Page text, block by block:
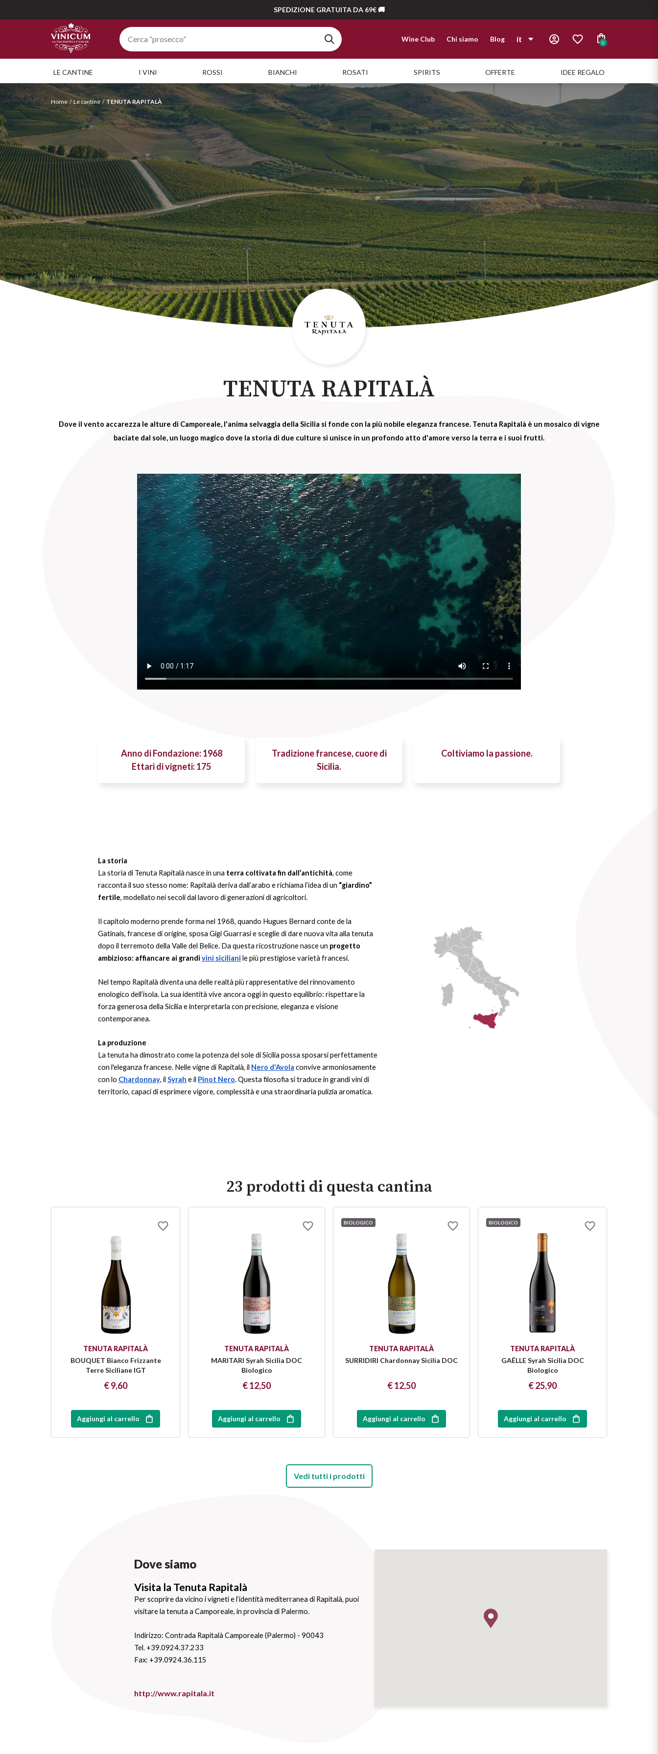
SPEDIZIONE GRATUITA DA 69€ 🚚
Wine Club Chi siamo Blog it
en
0
LE CANTINE I VINI ROSSI BIANCHI ROSATI SPIRITS OFFERTE IDEE REGALO
Home Le cantine TENUTA RAPITALÀ
TENUTA RAPITALÀ
Dove il vento accarezza le alture di Camporeale, l'anima selvaggia della Sicilia si fonde con la più nobile eleganza francese. Tenuta Rapitalà è un mosaico di vigne
baciate dal sole, un luogo magico dove la storia di due culture si unisce in un profondo atto d'amore verso la terra e i suoi frutti.
Anno di Fondazione: 1968
Ettari di vigneti: 175
Tradizione francese, cuore di
Sicilia.
Coltiviamo la passione.
La storia
La storia di Tenuta Rapitalà nasce in una terra coltivata fin dall’antichità, come
racconta il suo stesso nome: Rapitalà deriva dall’arabo e richiama l’idea di un “giardino”
fertile, modellato nei secoli dal lavoro di generazioni di agricoltori.
Il capitolo moderno prende forma nel 1968, quando Hugues Bernard conte de la
Gatinais, francese di origine, sposa Gigi Guarrasi e sceglie di dare nuova vita alla tenuta
dopo il terremoto della Valle del Belice. Da questa ricostruzione nasce un progetto
ambizioso: affiancare ai grandi vini siciliani le più prestigiose varietà francesi.
Nel tempo Rapitalà diventa una delle realtà più rappresentative del rinnovamento
enologico dell’isola. La sua identità vive ancora oggi in questo equilibrio: rispettare la
forza generosa della Sicilia e interpretarla con precisione, eleganza e visione
contemporanea.
La produzione
La tenuta ha dimostrato come la potenza del sole di Sicilia possa sposarsi perfettamente
con l'eleganza francese. Nelle vigne di Rapitalà, il Nero d'Avola convive armoniosamente
con lo Chardonnay, il Syrah e il Pinot Nero. Questa filosofia si traduce in grandi vini di
territorio, capaci di esprimere vigore, complessità e una straordinaria pulizia aromatica.
23 prodotti di questa cantina
TENUTA RAPITALÀ
BOUQUET Bianco Frizzante
Terre Siciliane IGT
€ 9,60
Aggiungi al carrello
TENUTA RAPITALÀ
MARITARI Syrah Sicilia DOC
Biologico
€ 12,50
Aggiungi al carrello
TENUTA RAPITALÀ
SURRIDIRI Chardonnay Sicilia DOC
€ 12,50
Aggiungi al carrello
BIOLOGICO
TENUTA RAPITALÀ
GAËLLE Syrah Sicilia DOC
Biologico
€ 25,90
Aggiungi al carrello
BIOLOGICO
Vedi tutti i prodotti
Dove siamo
Visita la Tenuta Rapitalà
Per scoprire da vicino i vigneti e l’identità mediterranea di Rapitalà, puoi
visitare la tenuta a Camporeale, in provincia di Palermo.
Indirizzo: Contrada Rapitalà Camporeale (Palermo) - 90043
Tel. +39.0924.37.233
Fax: +39.0924.36.115
http://www.rapitala.it